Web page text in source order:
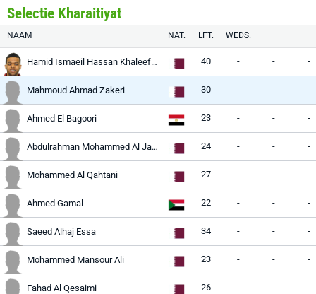
Selectie Kharaitiyat
NAAM NAT. LFT. WEDS.
Hamid Ismaeil Hassan Khaleefa Hamid 40 - - -
Mahmoud Ahmad Zakeri 30 - - -
Ahmed El Bagoori 23 - - -
Abdulrahman Mohammed Al Jassem 24 - - -
Mohammed Al Qahtani 27 - - -
Ahmed Gamal 22 - - -
Saeed Alhaj Essa 34 - - -
Mohammed Mansour Ali 23 - - -
Fahad Al Qesaimi 26 - - -